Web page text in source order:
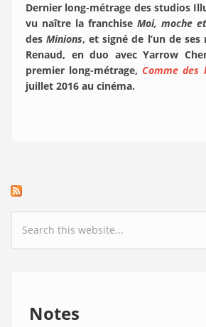
Dernier long-métrage des studios
vu naître la franchise Moi, moche
desMinions, et signé de l’un de ses
Renaud, en duo avec Yarrow
premier long-métrage, Comme des
juillet 2016 au cinéma.
Search form
Notes